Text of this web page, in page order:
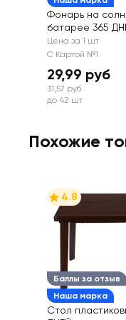
Фонарь на
батарее 365
4,5х4,5х31см, Арт.
350001
Цена за 1 шт
С Картой №1
29,99 руб
31,57 руб
до 42 шт
Похожие
Баллы за отзыв
Наша марка
4.8
Стол